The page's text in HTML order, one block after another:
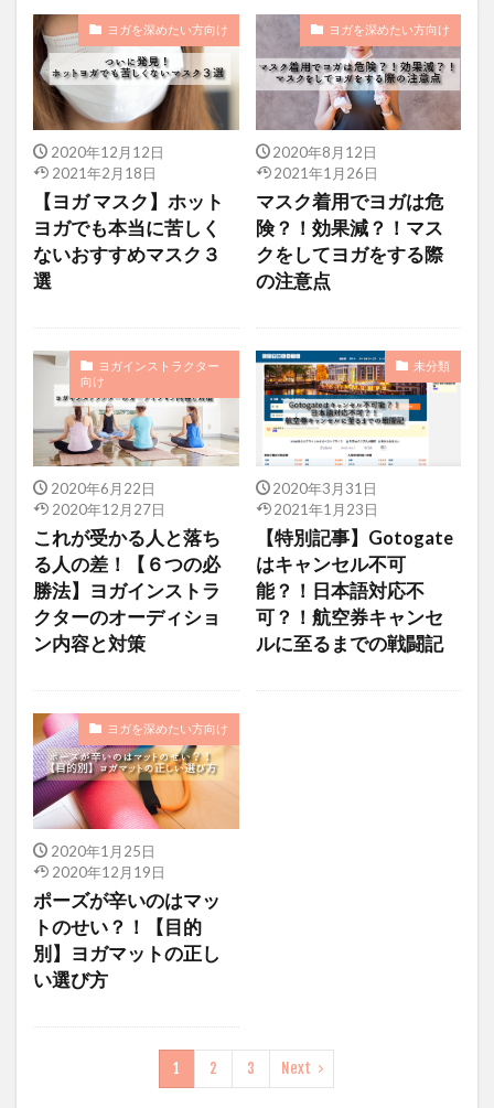
ヨガを深めたい方向け
2020年12月12日
2021年2月18日
【ヨガ マスク】ホット
ヨガでも本当に苦しく
ないおすすめマスク３
選
ヨガを深めたい方向け
2020年8月12日
2021年1月26日
マスク着用でヨガは危
険？！効果減？！マス
クをしてヨガをする際
の注意点
ヨガインストラクター
向け
2020年6月22日
2020年12月27日
これが受かる人と落ち
る人の差！【６つの必
勝法】ヨガインストラ
クターのオーディショ
ン内容と対策
未分類
2020年3月31日
2021年1月23日
【特別記事】Gotogate
はキャンセル不可
能？！日本語対応不
可？！航空券キャンセ
ルに至るまでの戦闘記
ヨガを深めたい方向け
2020年1月25日
2020年12月19日
ポーズが辛いのはマッ
トのせい？！【目的
別】ヨガマットの正し
い選び方
1 2 3 Next